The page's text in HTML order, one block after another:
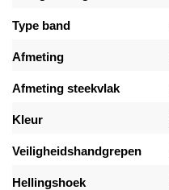
Type band
Afmeting
Afmeting steekvlak
Kleur
Veiligheidshandgrepen
Hellingshoek